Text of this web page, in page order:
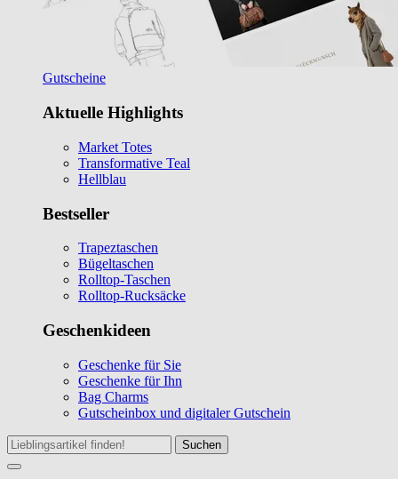
Gutscheine
Aktuelle Highlights
Market Totes
Transformative Teal
Hellblau
Bestseller
Trapeztaschen
Bügeltaschen
Rolltop-Taschen
Rolltop-Rucksäcke
Geschenkideen
Geschenke für Sie
Geschenke für Ihn
Bag Charms
Gutscheinbox und digitaler Gutschein
Suchen